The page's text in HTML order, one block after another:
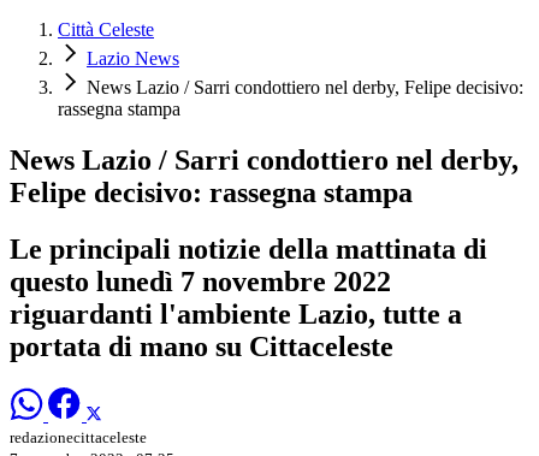
Città Celeste
Lazio News
News Lazio / Sarri condottiero nel derby, Felipe decisivo:
rassegna stampa
News Lazio / Sarri condottiero nel derby,
Felipe decisivo: rassegna stampa
Le principali notizie della mattinata di
questo lunedì 7 novembre 2022
riguardanti l'ambiente Lazio, tutte a
portata di mano su Cittaceleste
redazionecittaceleste